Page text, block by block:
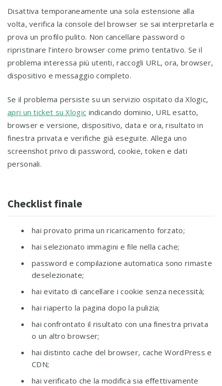
Disattiva temporaneamente una sola estensione alla
volta, verifica la console del browser se sai interpretarla e
prova un profilo pulito. Non cancellare password o
ripristinare l’intero browser come primo tentativo. Se il
problema interessa più utenti, raccogli URL, ora, browser,
dispositivo e messaggio completo.
Se il problema persiste su un servizio ospitato da Xlogic,
apri un ticket su Xlogic indicando dominio, URL esatto,
browser e versione, dispositivo, data e ora, risultato in
finestra privata e verifiche già eseguite. Allega uno
screenshot privo di password, cookie, token e dati
personali.
Checklist finale
hai provato prima un ricaricamento forzato;
hai selezionato immagini e file nella cache;
password e compilazione automatica sono rimaste
deselezionate;
hai evitato di cancellare i cookie senza necessità;
hai riaperto la pagina dopo la pulizia;
hai confrontato il risultato con una finestra privata
o un altro browser;
hai distinto cache del browser, cache WordPress e
CDN;
hai verificato che la modifica sia effettivamente